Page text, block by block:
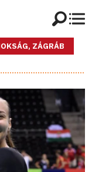
ZÁGRÁB